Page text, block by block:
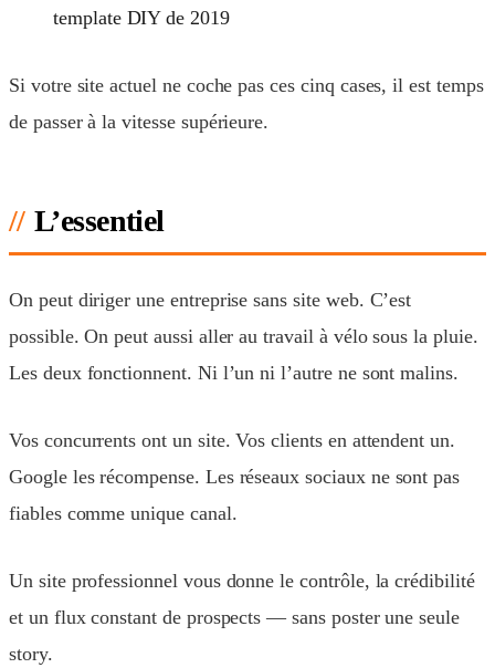
template DIY de 2019
Si votre site actuel ne coche pas ces cinq cases, il est temps
de passer à la vitesse supérieure.
L’essentiel
On peut diriger une entreprise sans site web. C’est
possible. On peut aussi aller au travail à vélo sous la pluie.
Les deux fonctionnent. Ni l’un ni l’autre ne sont malins.
Vos concurrents ont un site. Vos clients en attendent un.
Google les récompense. Les réseaux sociaux ne sont pas
fiables comme unique canal.
Un site professionnel vous donne le contrôle, la crédibilité
et un flux constant de prospects — sans poster une seule
story.